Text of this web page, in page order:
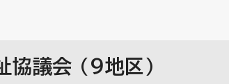
協議会 (9地区)